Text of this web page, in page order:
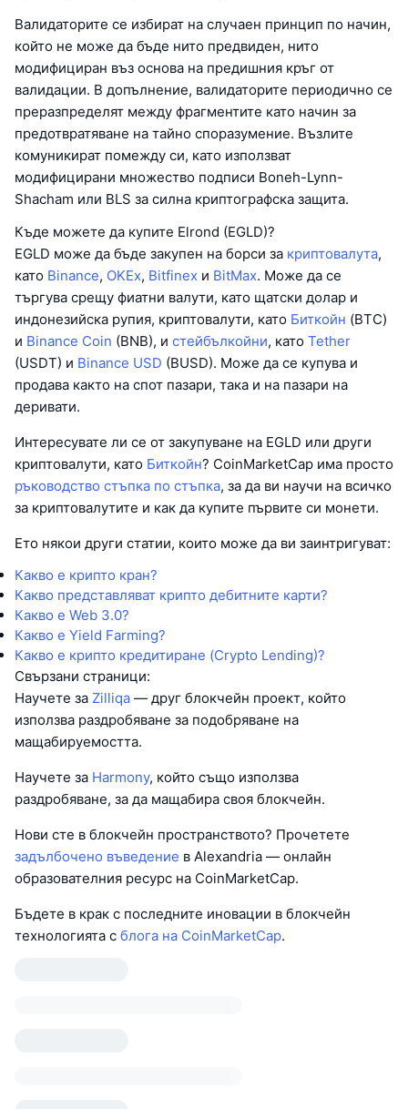
Валидаторите се избират на случаен принцип по начин,
който не може да бъде нито предвиден, нито
модифициран въз основа на предишния кръг от
валидации. В допълнение, валидаторите периодично се
преразпределят между фрагментите като начин за
предотвратяване на тайно споразумение. Възлите
комуникират помежду си, като използват
модифицирани множество подписи Boneh-Lynn-
Shacham или BLS за силна криптографска защита.
Къде можете да купите Elrond (EGLD)?
EGLD може да бъде закупен на борси за криптовалута,
като Binance, OKEx, Bitfinex и BitMax. Може да се
търгува срещу фиатни валути, като щатски долар и
индонезийска рупия, криптовалути, като Биткойн (BTC)
и Binance Coin (BNB), и стейбълкойни, като Tether
(USDT) и Binance USD (BUSD). Може да се купува и
продава както на спот пазари, така и на пазари на
деривати.
Интересувате ли се от закупуване на EGLD или други
криптовалути, като Биткойн? CoinMarketCap има просто
ръководство стъпка по стъпка, за да ви научи на всичко
за криптовалутите и как да купите първите си монети.
Ето някои други статии, които може да ви заинтригуват:
Какво е крипто кран?
Какво представляват крипто дебитните карти?
Какво е Web 3.0?
Какво е Yield Farming?
Какво е крипто кредитиране (Crypto Lending)?
Свързани страници:
Научете за Zilliqa — друг блокчейн проект, който
използва раздробяване за подобряване на
мащабируемостта.
Научете за Harmony, който също използва
раздробяване, за да мащабира своя блокчейн.
Нови сте в блокчейн пространството? Прочетете
задълбочено въведение в Alexandria — онлайн
образователния ресурс на CoinMarketCap.
Бъдете в крак с последните иновации в блокчейн
технологията с блога на CoinMarketCap.